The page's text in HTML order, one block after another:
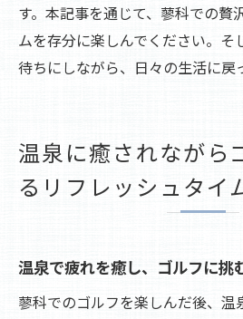
す。本記事を通じて、蓼科での贅
ムを存分に楽しんでください。そ
待ちにしながら、日々の生活に戻
温泉に癒されながら
るリフレッシュタイ
温泉で疲れを癒し、ゴルフに挑
蓼科でのゴルフを楽しんだ後、温